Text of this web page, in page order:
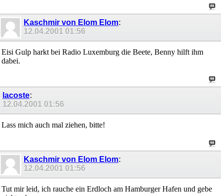
Kaschmir von Elom Elom:
12.04.2001 01:56
Eisi Gulp harkt bei Radio Luxemburg die Beete, Benny hilft ihm
dabei.
lacoste:
12.04.2001 01:56
Lass mich auch mal ziehen, bitte!
Kaschmir von Elom Elom:
12.04.2001 01:56
Tut mir leid, ich rauche ein Erdloch am Hamburger Hafen und gebe